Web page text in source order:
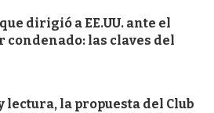
dirigió a EE.UU. ante el
condenado: las claves del
lectura, la propuesta del Club